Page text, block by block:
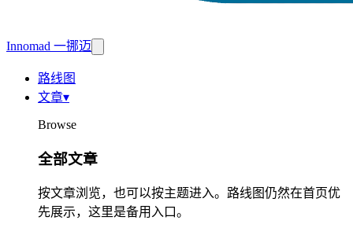
Innomad 一挪迈
路线图
文章▾
Browse
全部文章
按文章浏览，也可以按主题进入。路线图仍然在首页优
先展示，这里是备用入口。